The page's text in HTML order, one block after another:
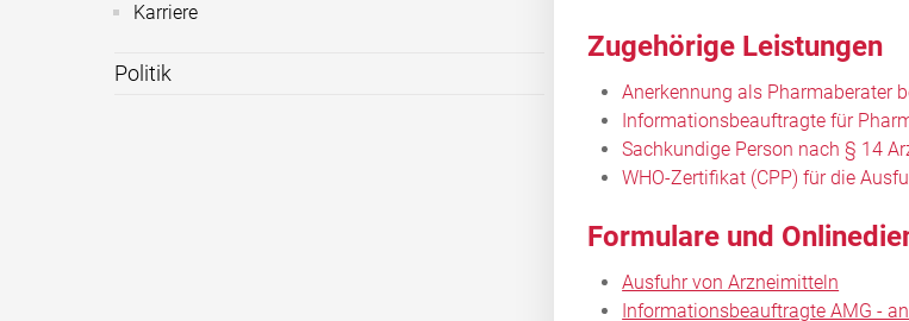
Karriere
Politik
Zugehörige Leistungen
Anerkennung als Pharmaberater
Informationsbeauftragte für
Sachkundige Person nach § 14
WHO-Zertifikat (CPP) für die
Formulare und
Ausfuhr von Arzneimitteln
Informationsbeauftragte AMG -